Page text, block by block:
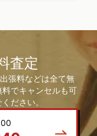
査定
張料などは全て無
でキャンセルも可
ださい。